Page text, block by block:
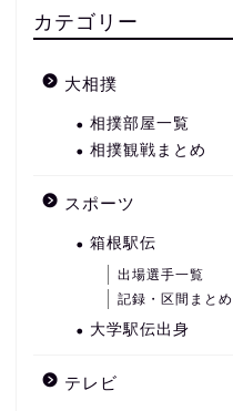
カテゴリー
大相撲
相撲部屋一覧
相撲観戦まとめ
スポーツ
箱根駅伝
出場選手一覧
記録・区間まとめ
大学駅伝出身
テレビ